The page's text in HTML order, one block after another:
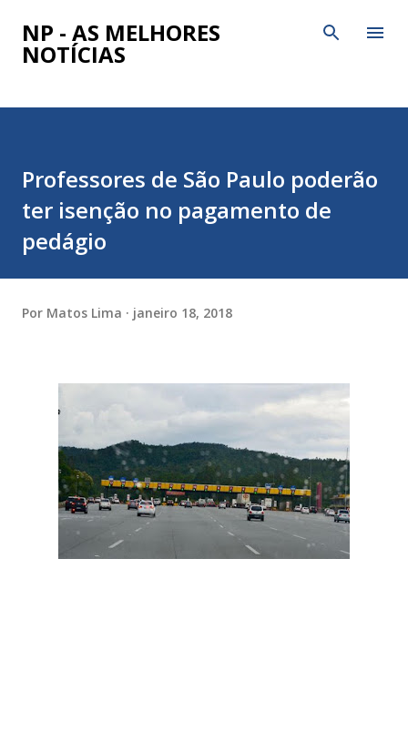
Pular para o conteúdo principal
NP - AS MELHORES
NOTÍCIAS
Professores de São Paulo poderão
ter isenção no pagamento de
pedágio
Por Matos Lima janeiro 18, 2018